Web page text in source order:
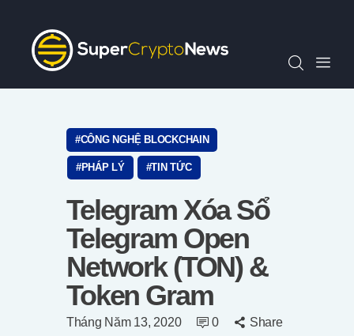
Chỉ Số SCN30
Tin Tức
Quan Điểm
Video
Thông Cáo Báo Chí
CÔNG NGHỆ BLOCKCHAIN
PHÁP LÝ TIN TỨC
Telegram Xóa Sổ
Telegram Open
Network (TON) &
Token Gram
Tháng Năm 13, 2020 0 Share